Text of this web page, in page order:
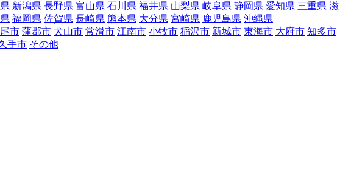
新潟県 長野県 富山県 石川県 福井県 山梨県 岐阜県 静岡県 愛知県 三重県 滋
福岡県 佐賀県 長崎県 熊本県 大分県 宮崎県 鹿児島県 沖縄県
市 蒲郡市 犬山市 常滑市 江南市 小牧市 稲沢市 新城市 東海市 大府市 知多市
手市 その他